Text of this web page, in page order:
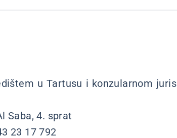
u Tartusu i konzularnom
Saba, 4. sprat
23 17 792